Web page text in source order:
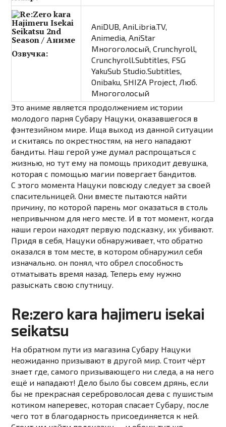
Озвучка:
AniDUB, AniLibria.TV,
Animedia, AniStar
Многоголосый, Crunchyroll,
Crunchyroll.Subtitles, FSG
YakuSub Studio.Subtitles,
Onibaku, SHIZA Project, Люб.
Многоголосый
Это аниме является продолжением истории
молодого парня Субару Нацуки, оказавшегося в
фэнтезийном мире. Ища выход из данной ситуации
и скитаясь по окрестностям, на него нападают
бандиты. Наш герой уже думал распрощаться с
жизнью, но тут ему на помощь приходит девушка,
которая с помощью магии повергает бандитов.
С этого момента Нацуки повсюду следует за своей
спасительницей. Они вместе пытаются найти
причину, по которой парень мог оказаться в столь
непривычном для него месте. И в тот момент, когда
наши герои находят первую подсказку, их убивают.
Придя в себя, Нацуки обнаруживает, что обратно
оказался в том месте, в котором обнаружил себя
изначально. он понял, что обрел способность
отматывать время назад. Теперь ему нужно
разыскать свою спутницу.
Re:zero kara hajimeru isekai
seikatsu
На обратном пути из магазинаСубару Нацуки
неожиданно призывают в другой мир. Стоит чёрт
знает где, самого призывающего ни следа, а на него
ещё и нападают! Дело было бы совсем дрянь, если
бы не прекрасная сереброволосая дева с пушистым
котиком наперевес, которая спасаетСубару, после
чего тот в благодарность присоединяется к ней.